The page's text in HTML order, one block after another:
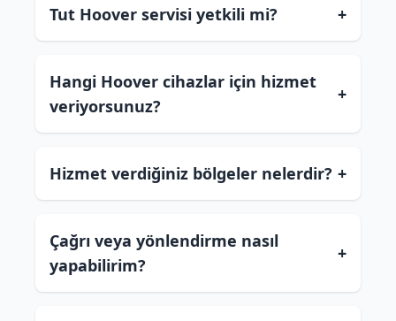
Tut Hoover servisi yetkili mi? +
Hangi Hoover cihazlar için hizmet
veriyorsunuz?
+
Hizmet verdiğiniz bölgeler nelerdir? +
Çağrı veya yönlendirme nasıl
yapabilirim?
+